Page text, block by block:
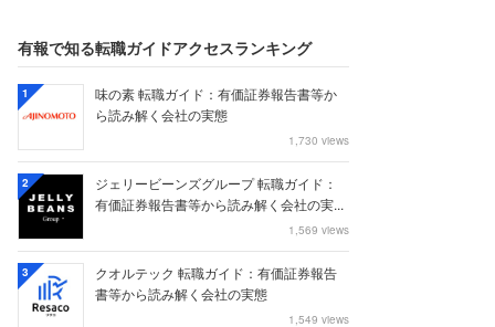
有報で知る転職ガイドアクセスランキング
1
味の素 転職ガイド：有価証券報告書等か
ら読み解く会社の実態
1,730 views
2
ジェリービーンズグループ 転職ガイド：
有価証券報告書等から読み解く会社の実...
1,569 views
3
クオルテック 転職ガイド：有価証券報告
書等から読み解く会社の実態
1,549 views